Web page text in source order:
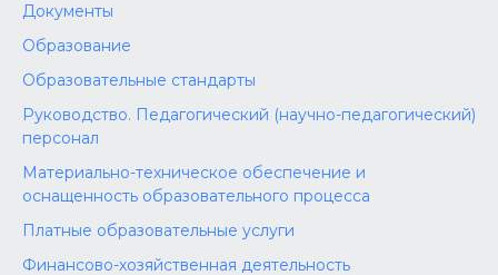
Документы
Образование
Образовательные стандарты
Руководство. Педагогический (научно-педагогический)
персонал
Материально-техническое обеспечение и
оснащенность образовательного процесса
Платные образовательные услуги
Финансово-хозяйственная деятельность